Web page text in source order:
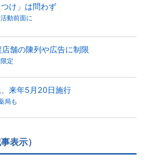
け」は問わず
動前面に
舗の陳列や広告に制限
定
来年5月20日施行
局も
表示）